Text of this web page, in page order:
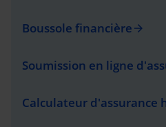
Boussole financière arrow_forward
Soumission en ligne
Calculateur d'assurance